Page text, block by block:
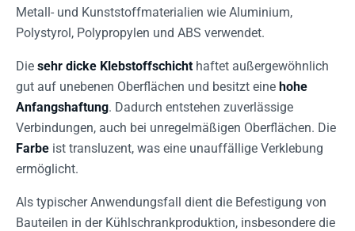
Metall- und Kunststoffmaterialien wie Aluminium,
Polystyrol, Polypropylen und ABS verwendet.
Die sehr dicke Klebstoffschicht haftet außergewöhnlich
gut auf unebenen Oberflächen und besitzt eine hohe
Anfangshaftung. Dadurch entstehen zuverlässige
Verbindungen, auch bei unregelmäßigen Oberflächen. Die
Farbe ist transluzent, was eine unauffällige Verklebung
ermöglicht.
Als typischer Anwendungsfall dient die Befestigung von
Bauteilen in der Kühlschrankproduktion, insbesondere die